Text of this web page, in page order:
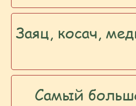
Заяц, косач,
Самый